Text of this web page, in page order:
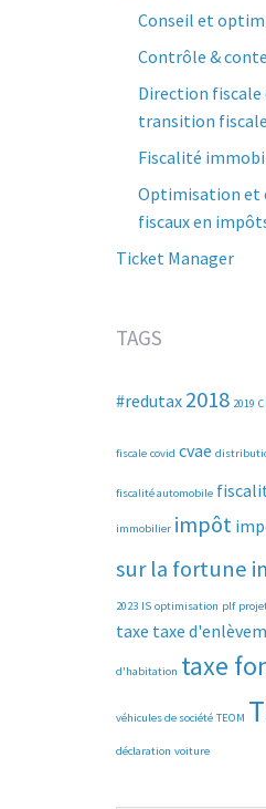
Conseil et
Contrôle &
Direction
transition fiscale
Fiscalité
Optimisation et
fiscaux en
Ticket Manager
TAGS
#redutax 2018 2019
fiscale covid cvae
fiscalité automobile
immobilier impôt
sur la fortune
2023 IS optimisation plf
taxe taxe
d'habitation taxe
véhicules de société TEOM
déclaration voiture